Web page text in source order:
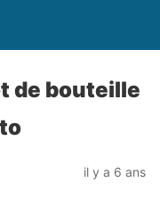
de bouteille
il y a 6 ans